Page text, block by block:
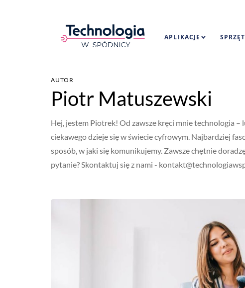
APLIKACJE SPRZĘT
AUTOR
Piotr Matuszewski
Hej, jestem Piotrek! Od zawsze kręci mnie technologia
ciekawego dzieje się w świecie cyfrowym. Najbardziej
sposób, w jaki się komunikujemy. Zawsze chętnie
pytanie? Skontaktuj się z nami -